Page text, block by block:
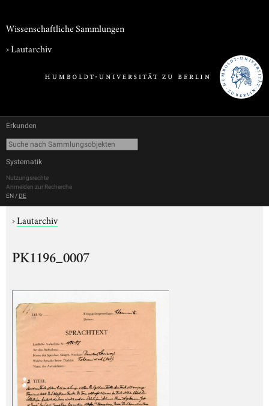
Wissenschaftliche Sammlungen
›Lautarchiv
Erkunden
Systematik
Nutzungsrechte
Anmelden zur Recherche
EN / DE
›Lautarchiv
PK1196_0007